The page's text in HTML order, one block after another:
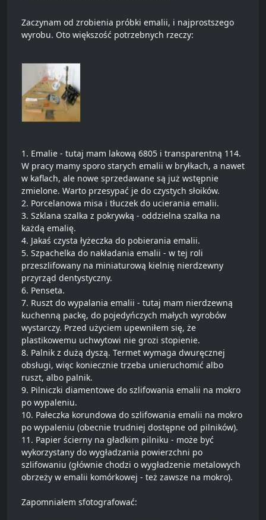
Zaczynam od zrobienia próbki emalii, i najprostszego
wyrobu. Oto większość potrzebnych rzeczy:
1. Emalie - tutaj mam lakową 6805 i transparentną 114.
W pracy mamy sporo starych emalii w bryłkach, a nawet
w kaflach, ale nowe sprzedawane są już wstępnie
zmielone. Warto przesypać je do czystych słoików.
2. Porcelanowa misa i tłuczek do ucierania emalii.
3. Szklana szalka z pokrywką - oddzielna szalka na
każdą emalię.
4. Jakaś czysta łyżeczka do pobierania emalii.
5. Szpachelka do nakładania emalii - w tej roli
przeszlifowany na miniaturową kielnię nierdzewny
przyrząd dentystyczny.
6. Penseta.
7. Ruszt do wypalania emalii - tutaj mam nierdzewną
kuchenną packę, do pojedyńczych małych wyrobów
wystarczy. Przed użyciem upewniłem się, że
plastikowemu uchwytowi nie grozi stopienie.
8. Palnik z dużą dyszą. Termet wymaga dwuręcznej
obsługi, więc koniecznie trzeba unieruchomić albo
ruszt, albo palnik.
9. Pilniczki diamentowe do szlifowania emalii na mokro
po wypaleniu.
10. Pałeczka korundowa do szlifowania emalii na mokro
po wypaleniu (obecnie trudniej dostępne od pilników).
11. Papier ścierny na gładkim pilniku - może być
wykorzystany do wygładzania powierzchni po
szlifowaniu (głównie chodzi o wygładzenie metalowych
obrzeży w emalii komórkowej - też zawsze na mokro).
Zapomniałem sfotografować: